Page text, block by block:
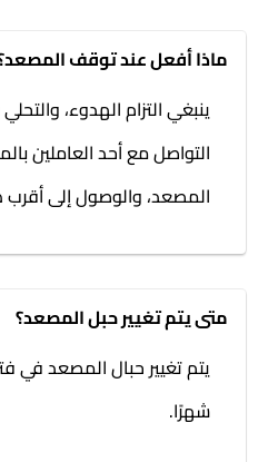
ماذا أفعل عند توقف المصعد؟
ينبغي التزام الهدوء، والتحلي
التواصل مع أحد العاملين
المصعد، والوصول إلى أقرب
متى يتم تغيير حبل المصعد؟
شهرًا.